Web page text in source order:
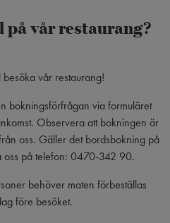
vår restaurang?
vår restaurang!
bokningsförfrågan via formuläret
Observera att bokningen är
oss. Gäller det bordsbokning på
oss på telefon: 0470-342 90.
behöver maten förbeställas
före besöket.